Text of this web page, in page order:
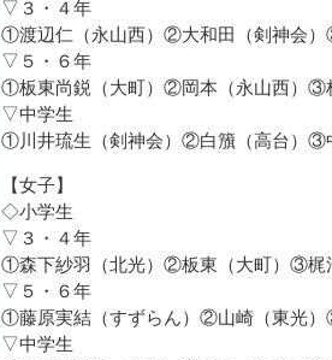
▽３・４年
①渡辺仁（永山西）②大和田（剣神会
▽５・６年
①板東尚鋭（大町）②岡本（永山西）③
▽中学生
①川井琉生（剣神会）②白籏（高台）③
【女子】
◇小学生
▽３・４年
①森下紗羽（北光）②板東（大町）③梶
▽５・６年
①藤原実結（すずらん）②山崎（東光
▽中学生